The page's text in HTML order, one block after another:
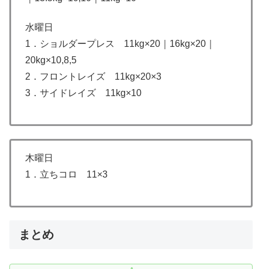
水曜日
1．ショルダープレス 11kg×20｜16kg×20｜
20kg×10,8,5
2．フロントレイズ 11kg×20×3
3．サイドレイズ 11kg×10
木曜日
1．立ちコロ 11×3
まとめ